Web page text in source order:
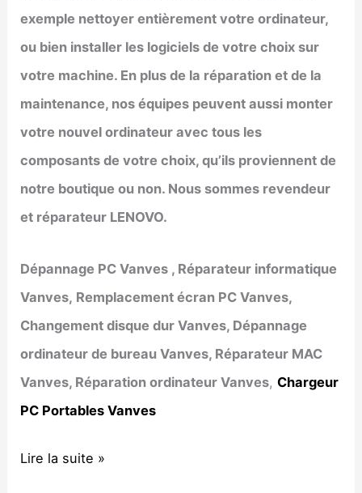
exemple nettoyer entièrement votre ordinateur,
ou bien installer les logiciels de votre choix sur
votre machine. En plus de la réparation et de la
maintenance, nos équipes peuvent aussi monter
votre nouvel ordinateur avec tous les
composants de votre choix, qu’ils proviennent de
notre boutique ou non. Nous sommes revendeur
et réparateur LENOVO.
Dépannage PCVanves , Réparateur informatique
Vanves, Remplacement écran PCVanves,
Changement disque durVanves, Dépannage
ordinateur de bureau Vanves, Réparateur MAC
Vanves, Réparation ordinateurVanves,Chargeur
PC Portables Vanves
Dépannage
Lire la suite »